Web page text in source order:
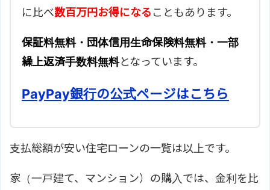
に比べ数百万円お得になる こともあります。
保証料無料・団体信用生命保険料無料・一部
繰上返済手数料無料となっています。
PayPay銀行の公式ページはこちら
支払総額が安い住宅ローンの一覧は以上です。
家（一戸建て、マンション）の購入では、金利を比